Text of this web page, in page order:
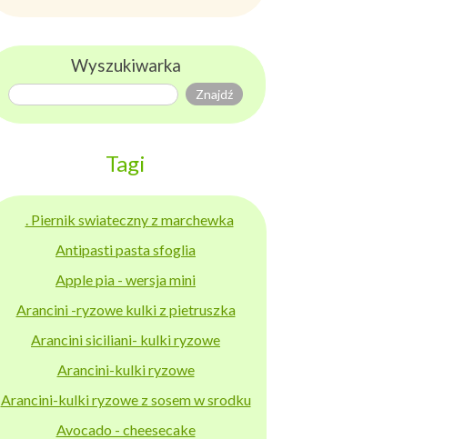
Wyszukiwarka
Tagi
. Piernik swiateczny z marchewka
Antipasti pasta sfoglia
Apple pia - wersja mini
Arancini -ryzowe kulki z pietruszka
Arancini siciliani- kulki ryzowe
Arancini-kulki ryzowe
Arancini-kulki ryzowe z sosem w srodku
Avocado - cheesecake